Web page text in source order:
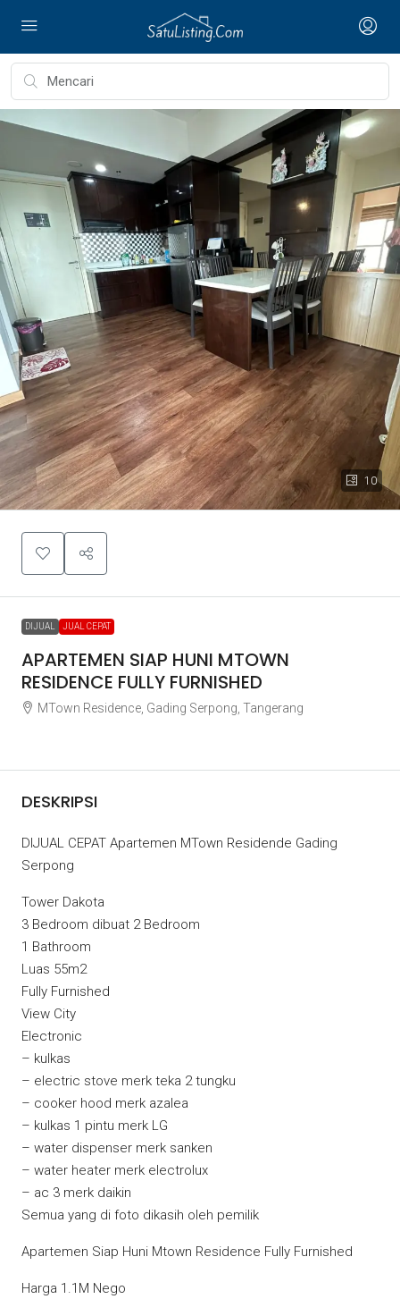
10
DIJUAL JUAL CEPAT
APARTEMEN SIAP HUNI MTOWN
RESIDENCE FULLY FURNISHED
MTown Residence, Gading Serpong, Tangerang
DESKRIPSI
DIJUAL CEPAT Apartemen MTown Residende Gading
Serpong
Tower Dakota
3 Bedroom dibuat 2 Bedroom
1 Bathroom
Luas 55m2
Fully Furnished
View City
Electronic
– kulkas
– ⁠electric stove merk teka 2 tungku
– ⁠cooker hood merk azalea
– ⁠kulkas 1 pintu merk LG
– ⁠water dispenser merk sanken
– ⁠water heater merk electrolux
– ⁠ac 3 merk daikin
Semua yang di foto dikasih oleh pemilik
Apartemen Siap Huni Mtown Residence Fully Furnished
Harga 1.1M Nego